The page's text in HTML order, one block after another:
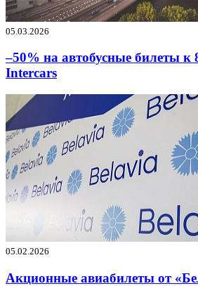
05.03.2026
–50% на автобусные билеты к
Intercars
05.02.2026
Акционные авиабилеты от